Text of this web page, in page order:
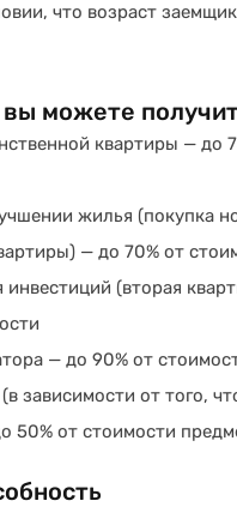
что возраст
можете
квартиры — до
жилья (покупка
— до 70% от
(вторая
— до 90% от
зависимости от того,
от стоимости